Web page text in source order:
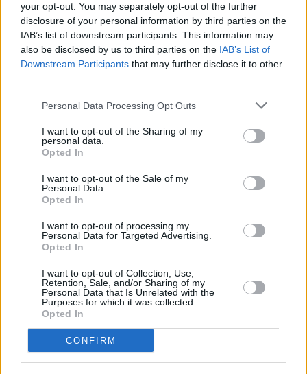
your opt-out. You may separately opt-out of the further
disclosure of your personal information by third parties on the
IAB’s list of downstream participants. This information may
also be disclosed by us to third parties on the IAB’s List of
Downstream Participants that may further disclose it to other
Personal Data Processing Opt Outs
I want to opt-out of the Sharing of my
personal data.
Opted In
I want to opt-out of the Sale of my
Personal Data.
Opted In
I want to opt-out of processing my
Personal Data for Targeted Advertising.
Opted In
I want to opt-out of Collection, Use,
Retention, Sale, and/or Sharing of my
Personal Data that Is Unrelated with the
Purposes for which it was collected.
Opted In
CONFIRM
Entä muut kuukaudet? Miten lämmintä
Amalfissa on ollut...
Tammikuussa Helmikuussa Maaliskuussa
Lokakuussa Marraskuussa
Kiinnostavatko sademäärät?
Katso miten paljon
aikaisempina vuosina.
Tammikuun keskilämpötila Amalfissa
10 vuoden tarkastelujaksolla
Mikä on Amalfin tavanomainen lämpötila tammikuussa.
Vuorokauden
keskilämpötila
keskimäärin
2010